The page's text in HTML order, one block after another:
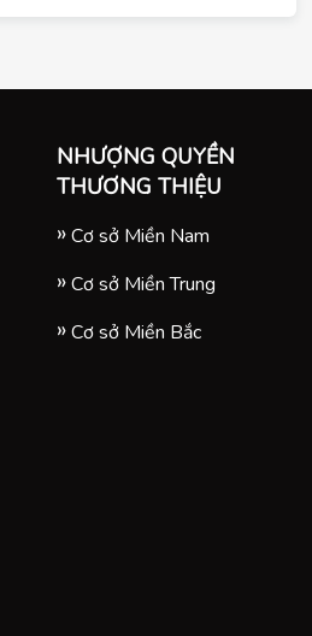
NHƯỢNG QUYỀN
THƯƠNG THIỆU
Cơ sở Miền Nam
Cơ sở Miền Trung
Cơ sở Miền Bắc